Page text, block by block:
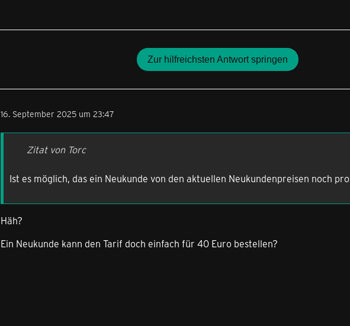
Zur hilfreichsten Antwort springen
16. September 2025 um 23:47
Zitat von Torc
Ist es möglich, das ein Neukunde von den aktuellen Neukundenpreisen noch
Häh?
Ein Neukunde kann den Tarif doch einfach für 40 Euro bestellen?